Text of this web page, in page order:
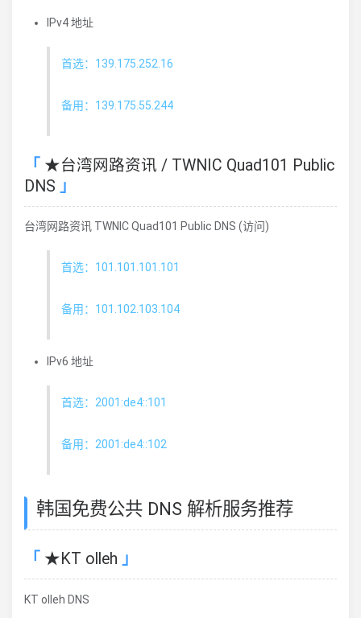
IPv4 地址
首选：139.175.252.16
备用：139.175.55.244
★台湾网路资讯 / TWNIC Quad101 Public
DNS
台湾网路资讯 TWNIC Quad101 Public DNS (访问)
首选：101.101.101.101
备用：101.102.103.104
IPv6 地址
首选：2001:de4::101
备用：2001:de4::102
韩国免费公共 DNS 解析服务推荐
★KT olleh
KT olleh DNS